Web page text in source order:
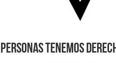
personas tenemos